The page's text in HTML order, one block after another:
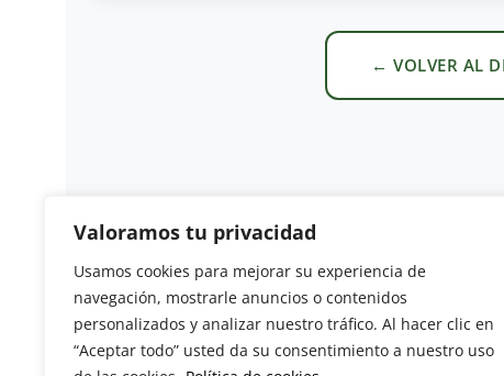
Valoramos tu privacidad
Usamos cookies para mejorar su experiencia de
navegación, mostrarle anuncios o contenidos
personalizados y analizar nuestro tráfico. Al hacer clic en
“Aceptar todo” usted da su consentimiento a nuestro uso
← VOLVER AL
Revista del Sector Hortofrutícola
C/ Presidente Cárdenas nº 10.
41013 Sevilla. ESPAÑA